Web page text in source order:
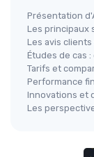
Présentation
Les principaux
Les avis
Études de cas
Tarifs et
Performance
Innovations et
Les